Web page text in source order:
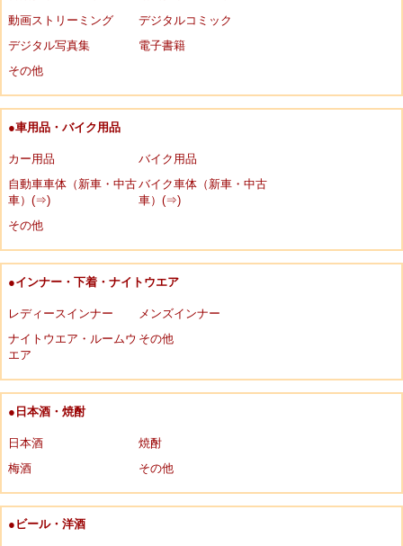
動画ストリーミング
デジタルコミック
デジタル写真集
電子書籍
その他
●車用品・バイク用品
カー用品
バイク用品
自動車車体（新車・中古
車）(⇒)
バイク車体（新車・中古
車）(⇒)
その他
●インナー・下着・ナイトウエア
レディースインナー
メンズインナー
ナイトウエア・ルームウ
エア
その他
●日本酒・焼酎
日本酒
焼酎
梅酒
その他
●ビール・洋酒